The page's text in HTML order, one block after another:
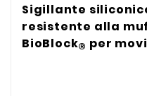
Sigillante
resistente alla
BioBlock® per